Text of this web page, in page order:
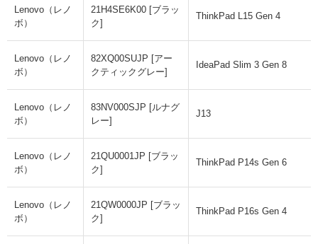
Lenovo（レノ
ボ）
21H4SE6K00 [ブラッ
ク]
ThinkPad L15 Gen 4
Lenovo（レノ
ボ）
82XQ00SUJP [アー
クティックグレー]
IdeaPad Slim 3 Gen 8
Lenovo（レノ
ボ）
83NV000SJP [ルナグ
レー]
J13
Lenovo（レノ
ボ）
21QU0001JP [ブラッ
ク]
ThinkPad P14s Gen 6
Lenovo（レノ
ボ）
21QW0000JP [ブラッ
ク]
ThinkPad P16s Gen 4